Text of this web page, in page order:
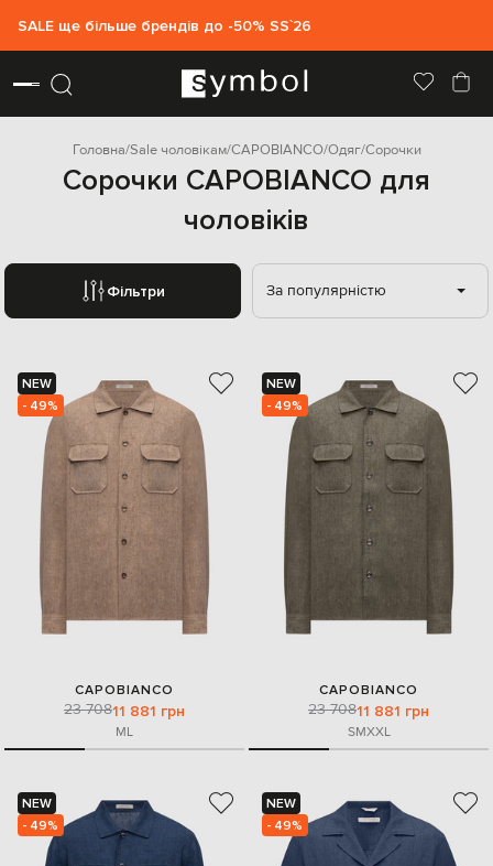
SALE ще більше брендів до -50% SS`26
Головна Sale чоловікам CAPOBIANCO Одяг Сорочки
Сорочки CAPOBIANCO для
чоловіків
Фільтри За популярністю
NEW
- 49%
CAPOBIANCO
23 70811 881 грн
ML
NEW
- 49%
CAPOBIANCO
23 70811 881 грн
SMXXL
NEW
- 49%
NEW
- 49%